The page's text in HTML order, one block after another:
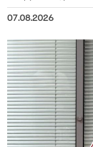
07.08.2026